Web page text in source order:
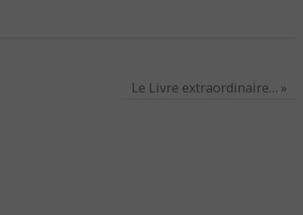
Le Livre extraordinaire… »